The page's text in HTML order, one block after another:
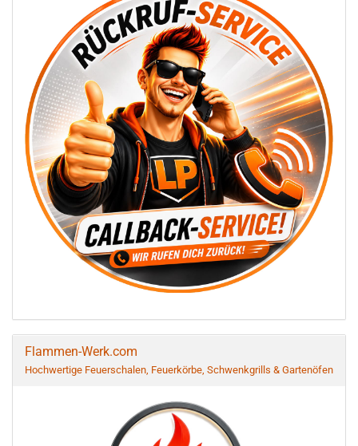
Flammen-Werk.com
Hochwertige Feuerschalen, Feuerkörbe, Schwenkgrills & Gartenöfen